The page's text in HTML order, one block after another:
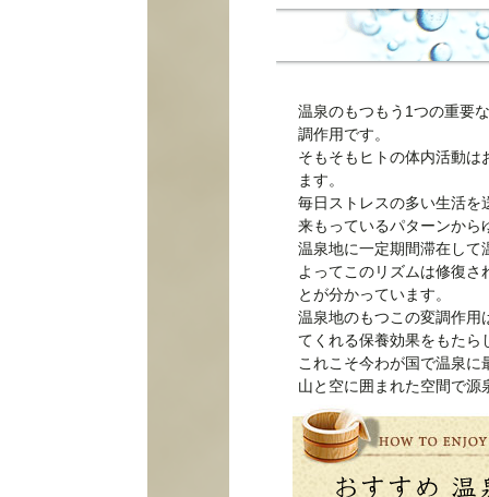
温泉のもつもう1つの重要
調作用です。
そもそもヒトの体内活動は
ます。
毎日ストレスの多い生活を
来もっているパターンから
温泉地に一定期間滞在して
よってこのリズムは修復さ
とが分かっています。
温泉地のもつこの変調作用
てくれる保養効果をもたら
これこそ今わが国で温泉に
山と空に囲まれた空間で源